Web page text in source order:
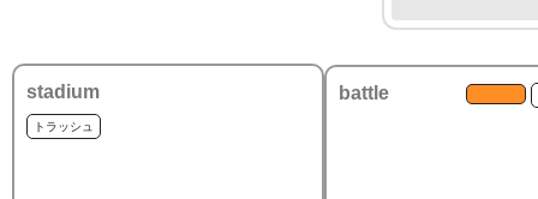
stadium
トラッシュ
battle